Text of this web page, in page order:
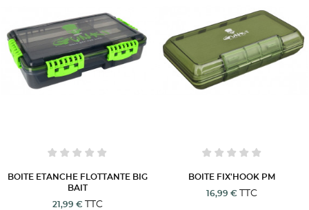
BOITE ETANCHE FLOTTANTE BIG
BAIT
21,99 €
TTC
BOITE FIX'HOOK PM
16,99 €
TTC